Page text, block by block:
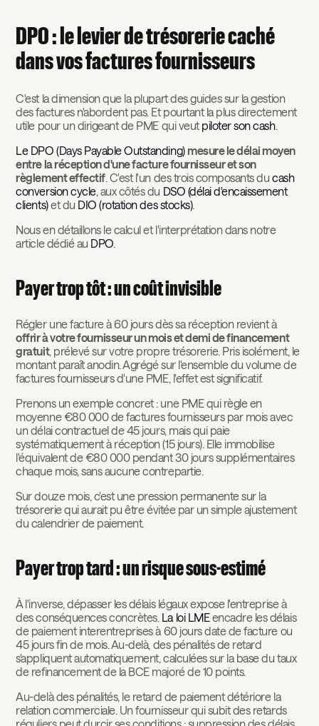
DPO : le levier de trésorerie caché
dans vos factures fournisseurs
C'est la dimension que la plupart des guides sur la gestion
des factures n'abordent pas. Et pourtant la plus directement
utile pour un dirigeant de PME qui veut piloter son cash.
Le DPO (Days Payable Outstanding) mesure le délai moyen
entre la réception d'une facture fournisseur et son
règlement effectif. C'est l'un des trois composants ducash
conversion cycle, aux côtés du DSO (délai d'encaissement
clients)et du DIO (rotation des stocks).
Nous en détaillons le calcul et l'interprétation dans notre
article dédié au DPO.
Payer trop tôt : un coût invisible
Régler une facture à 60 jours dès sa réception revient à
offrir à votre fournisseur un mois et demi de financement
gratuit, prélevé sur votre propre trésorerie. Pris isolément, le
montant paraît anodin. Agrégé sur l'ensemble du volume de
factures fournisseurs d'une PME, l'effet est significatif.
Prenons un exemple concret : une PME qui règle en
moyenne €80 000 de factures fournisseurs par mois avec
un délai contractuel de 45 jours, mais qui paie
systématiquement à réception (15 jours). Elle immobilise
l'équivalent de €80 000 pendant 30 jours supplémentaires
chaque mois, sans aucune contrepartie.
Sur douze mois, c'est une pression permanente sur la
trésorerie qui aurait pu être évitée par un simple ajustement
du calendrier de paiement.
Payer trop tard : un risque sous-estimé
À l'inverse, dépasser les délais légaux expose l'entreprise à
des conséquences concrètes. La loi LMEencadre les délais
de paiement interentreprises à 60 jours date de facture ou
45 jours fin de mois. Au-delà, des pénalités de retard
s'appliquent automatiquement, calculées sur la base du taux
de refinancement de la BCE majoré de 10 points.
Au-delà des pénalités, le retard de paiement détériore la
relation commerciale. Un fournisseur qui subit des retards